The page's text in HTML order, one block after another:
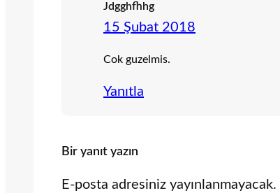
Jdgghfhhg
15 Şubat 2018
Cok guzelmis.
Yanıtla
Bir yanıt yazın
E-posta adresiniz yayınlanmayacak.